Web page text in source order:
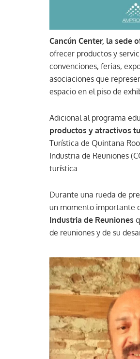
Cancún Center, la sede
ofrecer productos y
convenciones, ferias,
asociaciones que
espacio en el piso de
Adicional al programa
productos y atractivos
Turística de Quintana
Industria de Reuniones
turística.
Durante una rueda de
un momento importante
Industria de Reuniones
de reuniones y de su